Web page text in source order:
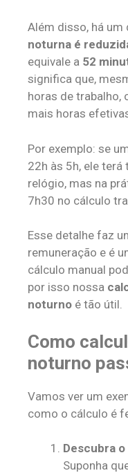
Além disso, há
noturna é
equivale a 52
significa que,
horas de trabalho,
mais horas
Por exemplo: se
22h às 5h, ele
relógio, mas na
7h30 no cálculo
Esse detalhe faz
remuneração e é
cálculo manual
por isso nossa
noturno é tão útil.
Como
noturno
Vamos ver um
como o cálculo é
Descubra
Suponha